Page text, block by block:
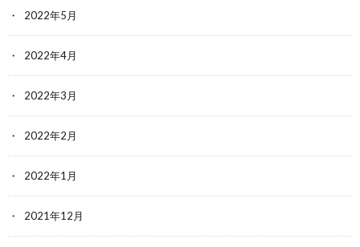
2022年5月
2022年4月
2022年3月
2022年2月
2022年1月
2021年12月